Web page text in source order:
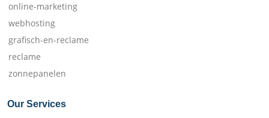
online-marketing
webhosting
grafisch-en-reclame
reclame
zonnepanelen
Our Services